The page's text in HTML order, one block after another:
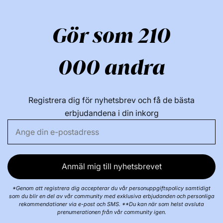
7-hydroxicitronellal; [la(E),2a]-1-(2,6,6-
trimetylcyklohex-3-en-1-yl)but-2-en-1-on;
dimetylcyklohex-3-en-l-karbaldehyd; cis-hex-3-en-1-
ylmetylkarbonat.
Gör som 210
000 andra
Registrera dig för nyhetsbrev och få de bästa
erbjudandena i din inkorg
Anmäl mig till nyhetsbrevet
*Genom att registrera dig accepterar du vår personuppgiftspolicy samtidigt
som du blir en del av vår community med exklusiva erbjudanden och personliga
rekommendationer via e-post och SMS. **Du kan när som helst avsluta
prenumerationen från vår community igen.